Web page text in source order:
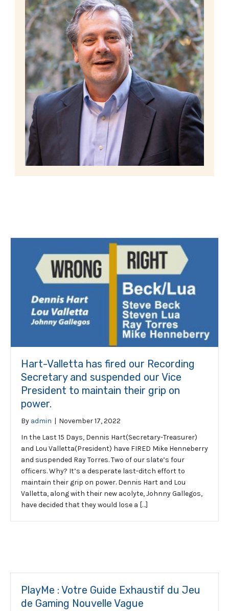
Hart-Valletta has fired our Recording
Secretary and suspended our Vice
President to maintain their grip on
power.
By admin | November 17, 2022
In the Last 15 Days, Dennis Hart(Secretary-Treasurer)
and Lou Valletta(President) have FIRED Mike Henneberry
and suspended Ray Torres. Two of our slate’s four
officers. Why? It’s a desperate last-ditch effort to
maintain their grip on power. Dennis Hart and Lou
Valletta, along with their new acolyte, Johnny Gallegos,
have decided that they would lose a […]
PlayMe : Votre Guide Exhaustif du Jeu
de Gaming Nouvelle Vague